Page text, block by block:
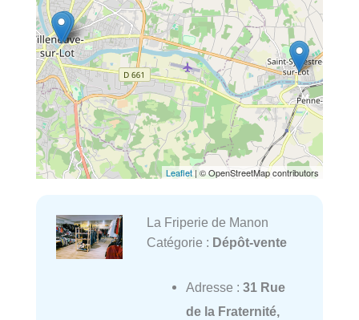
Leaflet | © OpenStreetMap contributors
La Friperie de Manon
Catégorie : Dépôt-vente
Adresse : 31 Rue
de la Fraternité,